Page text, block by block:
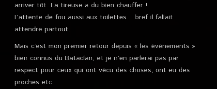
arriver tôt. La tireuse a du bien chauffer !
L’attente de fou aussi aux toilettes .. bref il fallait
attendre partout.
Mais c’est mon premier retour depuis « les événements »
bien connus du Bataclan, et je n’en parlerai pas par
respect pour ceux qui ont vécu des choses, ont eu des
proches etc.